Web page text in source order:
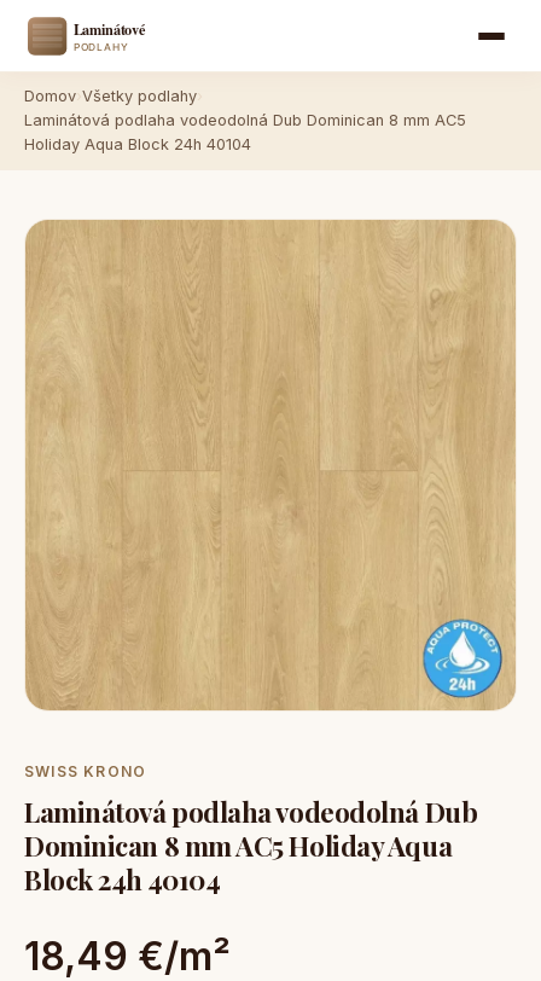
Domov Všetky podlahy
Laminátová podlaha vodeodolná Dub Dominican 8 mm AC5
Holiday Aqua Block 24h 40104
SWISS KRONO
Laminátová podlaha vodeodolná Dub
Dominican 8 mm AC5 Holiday Aqua
Block 24h 40104
18,49 €/m²